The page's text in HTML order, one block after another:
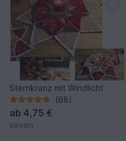
Sternkranz mit Windlicht
(68)
ab 4,75 €
seven